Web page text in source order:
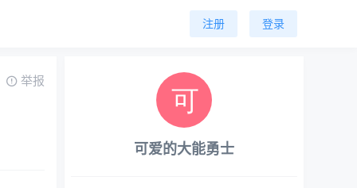
注册 登录
举报
可爱的大能勇士